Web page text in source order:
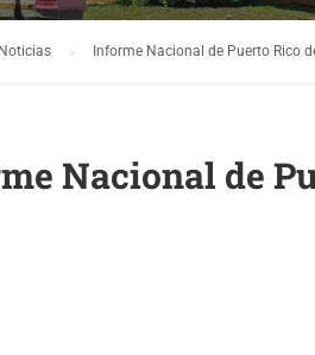
Noticias Informe Nacional de Puerto Rico
Nacional de